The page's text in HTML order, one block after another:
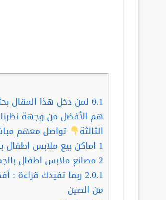
0.1 لمن دخل هذا المقال
هم الأفضل من وجهة
الثالثة
تواصل معهم
1 اماكن بيع ملابس اطفال
2مصانع ملابس اطفال
2.0.1
من الصين